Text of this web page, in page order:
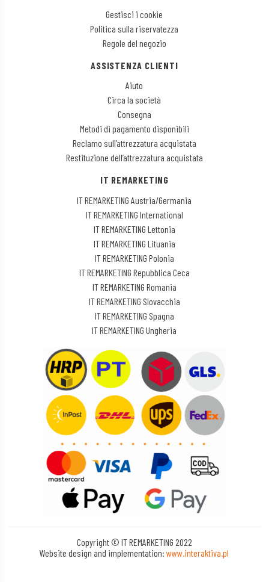
Gestisci i cookie
Politica sulla riservatezza
Regole del negozio
ASSISTENZA CLIENTI
Aiuto
Circa la società
Consegna
Metodi di pagamento disponibili
Reclamo sull’attrezzatura acquistata
Restituzione dell’attrezzatura acquistata
IT REMARKETING
IT REMARKETING Austria/Germania
IT REMARKETING International
IT REMARKETING Lettonia
IT REMARKETING Lituania
IT REMARKETING Polonia
IT REMARKETING Repubblica Ceca
IT REMARKETING Romania
IT REMARKETING Slovacchia
IT REMARKETING Spagna
IT REMARKETING Ungheria
Copyright © IT REMARKETING 2022
Website design and implementation:www.interaktiva.pl